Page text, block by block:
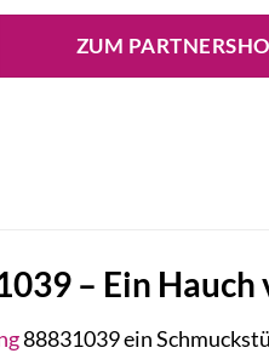
ZUM
– Ein
88831039 ein